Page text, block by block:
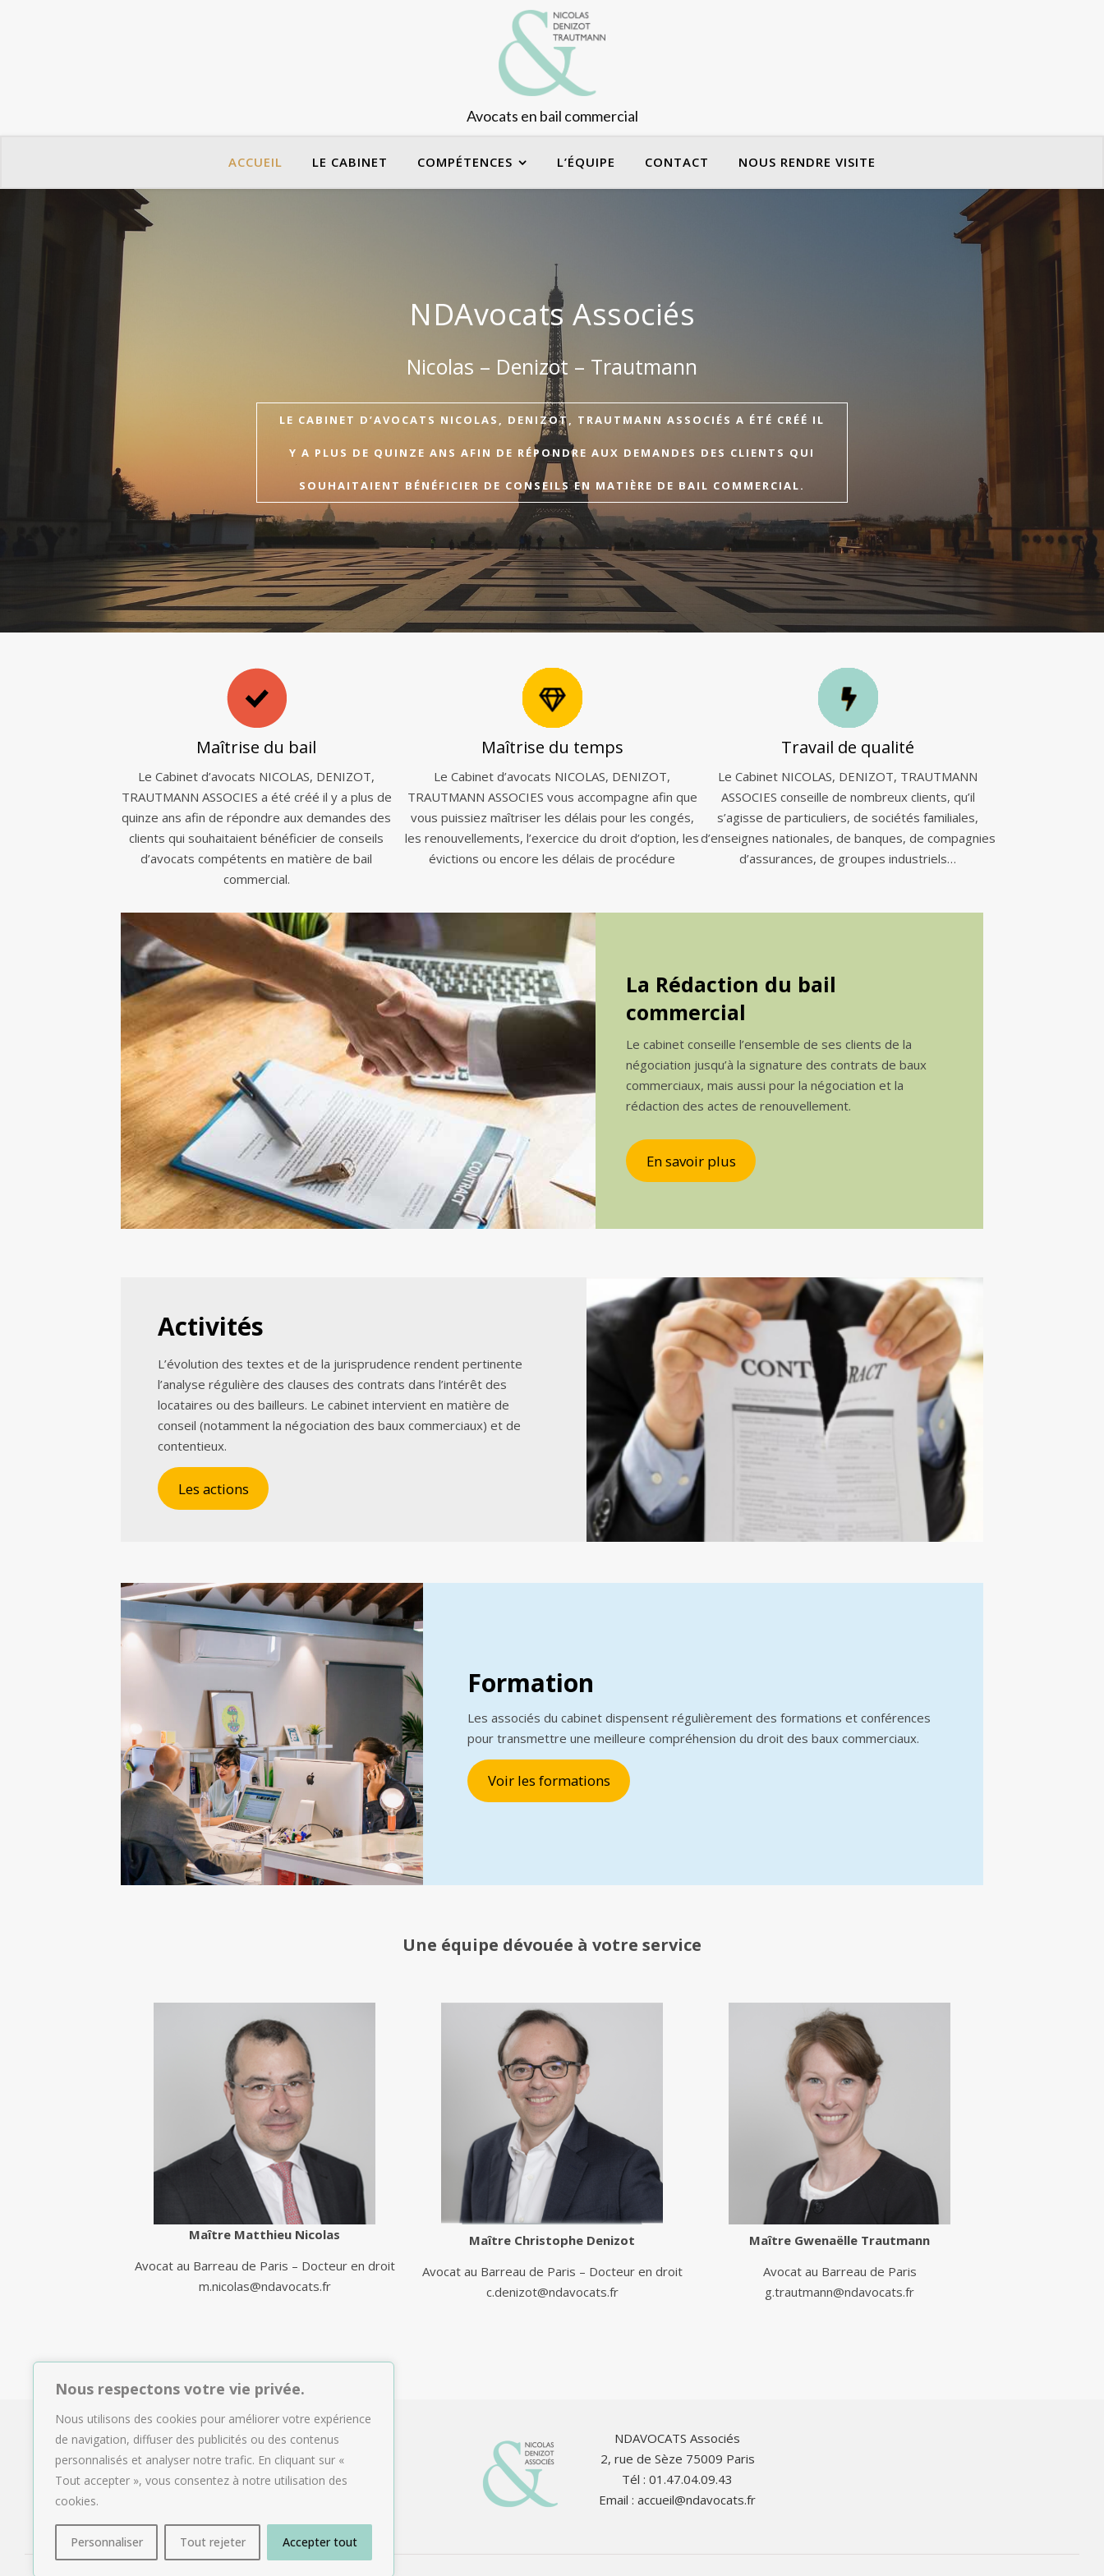
Nous respectons votre vie privée.
Nous utilisons des cookies pour améliorer votre expérience
de navigation, diffuser des publicités ou des contenus
personnalisés et analyser notre trafic. En cliquant sur «
Tout accepter », vous consentez à notre utilisation des
cookies.
Personnaliser Tout rejeter Accepter tout
Avocats en bail commercial
ACCUEIL LE CABINET COMPÉTENCES L’ÉQUIPE CONTACT NOUS RENDRE VISITE
NDAvocats Associés
Nicolas – Denizot – Trautmann
LE CABINET D’AVOCATS NICOLAS, DENIZOT, TRAUTMANN ASSOCIÉS A ÉTÉ CRÉÉ IL
Y A PLUS DE QUINZE ANS AFIN DE RÉPONDRE AUX DEMANDES DES CLIENTS QUI
SOUHAITAIENT BÉNÉFICIER DE CONSEILS EN MATIÈRE DE BAIL COMMERCIAL.
Maîtrise du bail
Le Cabinet d’avocats NICOLAS, DENIZOT,
TRAUTMANN ASSOCIES a été créé il y a plus de
quinze ans afin de répondre aux demandes des
clients qui souhaitaient bénéficier de conseils
d’avocats compétents en matière de bail
commercial.
Maîtrise du temps
Le Cabinet d’avocats NICOLAS, DENIZOT,
TRAUTMANN ASSOCIES vous accompagne afin que
vous puissiez maîtriser les délais pour les congés,
les renouvellements, l’exercice du droit d’option, les
évictions ou encore les délais de procédure
Travail de qualité
Le Cabinet NICOLAS, DENIZOT, TRAUTMANN
ASSOCIES conseille de nombreux clients, qu’il
s’agisse de particuliers, de sociétés familiales,
d’enseignes nationales, de banques, de compagnies
d’assurances, de groupes industriels…
La Rédaction du bail
commercial
Le cabinet conseille l’ensemble de ses clients de la
négociation jusqu’à la signature des contrats de baux
commerciaux, mais aussi pour la négociation et la
rédaction des actes de renouvellement.
En savoir plus
Activités
L’évolution des textes et de la jurisprudence rendent pertinente
l’analyse régulière des clauses des contrats dans l’intérêt des
locataires ou des bailleurs. Le cabinet intervient en matière de
conseil (notamment la négociation des baux commerciaux) et de
contentieux.
Les actions
Formation
Les associés du cabinet dispensent régulièrement des formations et conférences
pour transmettre une meilleure compréhension du droit des baux commerciaux.
Voir les formations
Une équipe dévouée à votre service
Maître Matthieu Nicolas
Avocat au Barreau de Paris – Docteur en droit
m.nicolas@ndavocats.fr
Maître Christophe Denizot
Avocat au Barreau de Paris – Docteur en droit
c.denizot@ndavocats.fr
Maître Gwenaëlle Trautmann
Avocat au Barreau de Paris
g.trautmann@ndavocats.fr
NDAVOCATS Associés
2, rue de Sèze 75009 Paris
Tél : 01.47.04.09.43
Email :accueil@ndavocats.fr